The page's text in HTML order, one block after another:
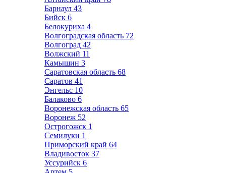
Барнаул 43
Бийск 6
Белокуриха 4
Волгоградская область 72
Волгоград 42
Волжский 11
Камышин 3
Саратовская область 68
Саратов 41
Энгельс 10
Балаково 6
Воронежская область 65
Воронеж 52
Острогожск 1
Семилуки 1
Приморский край 64
Владивосток 37
Уссурийск 6